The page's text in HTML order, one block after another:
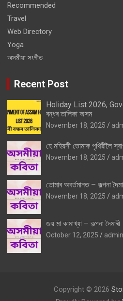
Recommended
Travel
Web Directory
Yoga
অসমীয়া সংগীত
Recent Post
Holiday List 2026,
বন্ধৰ তালিকা অসম
November 18, 2025
হে মহিয়সী তোমাক পৃথিৱীলৈ
November 18, 2025
তোমাৰ অবৰ্তমানত – কল্পনা
November 18, 2025
জয় মা কামাখ্যা – কল্পনা দৈমাৰী
October 12, 2025 admin
Copyright © 2026